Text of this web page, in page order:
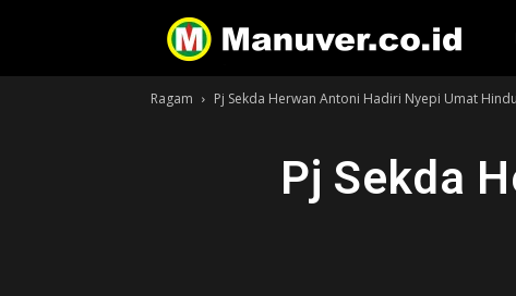
Ragam Pj Sekda Herwan Antoni Hadiri Nyepi Umat
Pj Sekda